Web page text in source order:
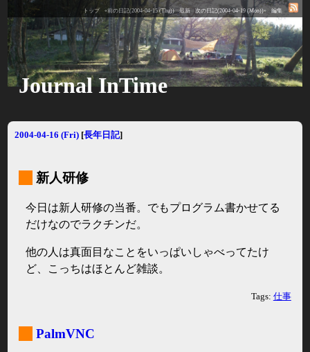
トップ «前の日記(2004-04-15 (Thu)) 最新 次の日記(2004-04-19 (Mon))» 編集
Journal InTime
2004-04-16 (Fri) [長年日記]
新人研修
今日は新人研修の当番。でもプログラム書かせてる
だけなのでラクチンだ。
他の人は真面目なことをいっぱいしゃべってたけ
ど、こっちはほとんど雑談。
Tags: 仕事
PalmVNC